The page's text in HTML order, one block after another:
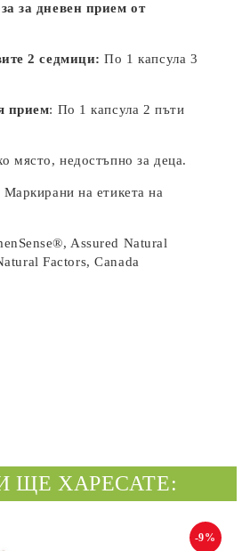
за дневен прием от
2 седмици: По 1 капсула 3
прием: По 1 капсула 2 пъти
място, недостъпно за деца.
Маркирани на етикета на
Assured Natural
Factors, Canada
ЩЕ ХАРЕСАТЕ:
-9%